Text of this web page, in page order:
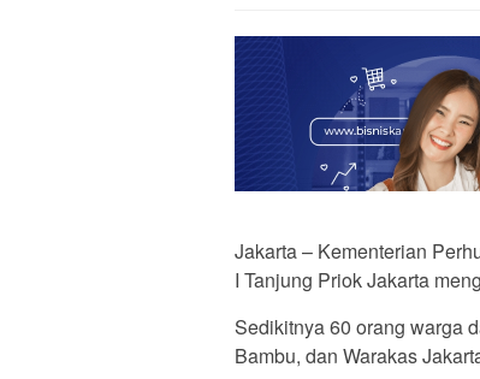
Jakarta – Kementerian
I Tanjung Priok Jakarta
Sedikitnya 60 orang warga
Bambu, dan Warakas